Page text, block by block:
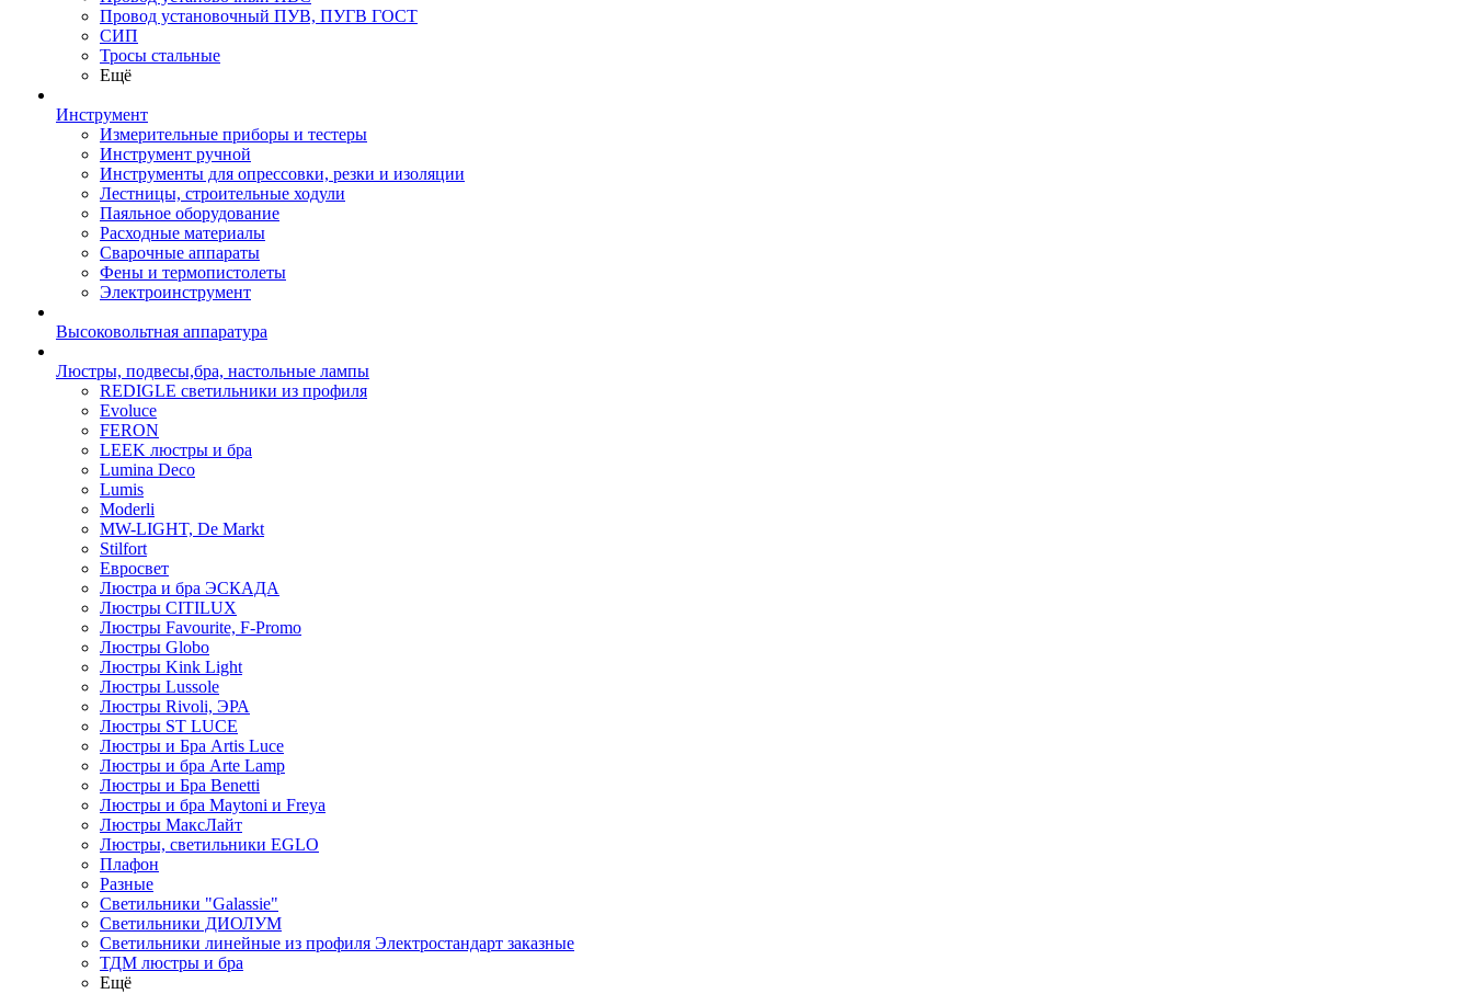
Провод установочный ПУВ, ПУГВ ГОСТ
СИП
Тросы стальные
Ещё
Инструмент
Измерительные приборы и тестеры
Инструмент ручной
Инструменты для опрессовки, резки и изоляции
Лестницы, строительные ходули
Паяльное оборудование
Расходные материалы
Сварочные аппараты
Фены и термопистолеты
Электроинструмент
Высоковольтная аппаратура
Люстры, подвесы,бра, настольные лампы
REDIGLE светильники из профиля
Evoluce
FERON
LEEK люстры и бра
Lumina Deco
Lumis
Moderli
MW-LIGHT, De Markt
Stilfort
Евросвет
Люстра и бра ЭСКАДА
Люстры CITILUX
Люстры Favourite, F-Promo
Люстры Globo
Люстры Kink Light
Люстры Lussole
Люстры Rivoli, ЭРА
Люстры ST LUCE
Люстры и Бра Artis Luce
Люстры и бра Arte Lamp
Люстры и Бра Benetti
Люстры и бра Maytoni и Freya
Люстры МаксЛайт
Люстры, светильники EGLO
Плафон
Разные
Светильники "Galassie"
Светильники ДИОЛУМ
Светильники линейные из профиля Электростандарт заказные
ТДМ люстры и бра
Ещё